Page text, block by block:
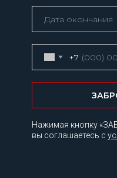
Нажимая кнопку
вы соглашаетесь с
+7